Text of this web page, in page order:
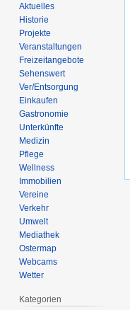
Aktuelles
Historie
Projekte
Veranstaltungen
Freizeitangebote
Sehenswert
Ver/Entsorgung
Einkaufen
Gastronomie
Unterkünfte
Medizin
Pflege
Wellness
Immobilien
Vereine
Verkehr
Umwelt
Mediathek
Ostermap
Webcams
Wetter
Kategorien